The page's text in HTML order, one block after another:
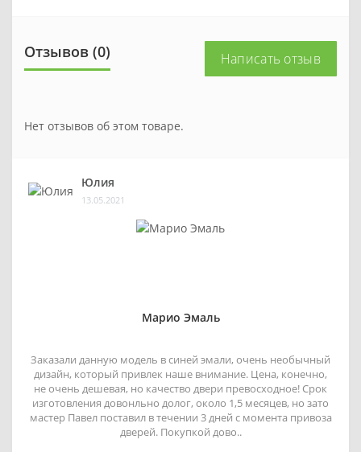
Отзывов (0) Написать отзыв
Нет отзывов об этом товаре.
Юлия
13.05.2021
Марио Эмаль
Заказали данную модель в синей эмали, очень необычный
дизайн, который привлек наше внимание. Цена, конечно,
не очень дешевая, но качество двери превосходное! Срок
изготовления довонльно долог, около 1,5 месяцев, но зато
мастер Павел поставил в течении 3 дней с момента привоза
дверей. Покупкой дово..